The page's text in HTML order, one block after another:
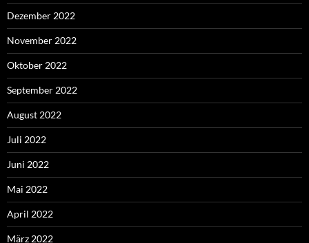
Dezember 2022
November 2022
Oktober 2022
September 2022
August 2022
Juli 2022
Juni 2022
Mai 2022
April 2022
März 2022